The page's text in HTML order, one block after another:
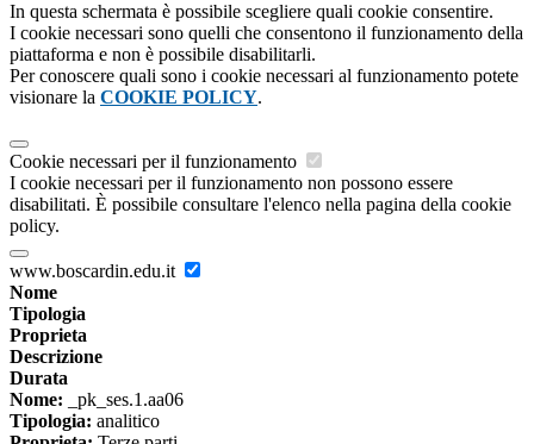
In questa schermata è possibile scegliere quali cookie consentire.
I cookie necessari sono quelli che consentono il funzionamento della
piattaforma e non è possibile disabilitarli.
Per conoscere quali sono i cookie necessari al funzionamento potete
visionare la COOKIE POLICY.
Cookie necessari per il funzionamento
I cookie necessari per il funzionamento non possono essere
disabilitati. È possibile consultare l'elenco nella pagina della cookie
policy.
www.boscardin.edu.it
Nome
Tipologia
Proprieta
Descrizione
Durata
Nome: _pk_ses.1.aa06
Tipologia: analitico